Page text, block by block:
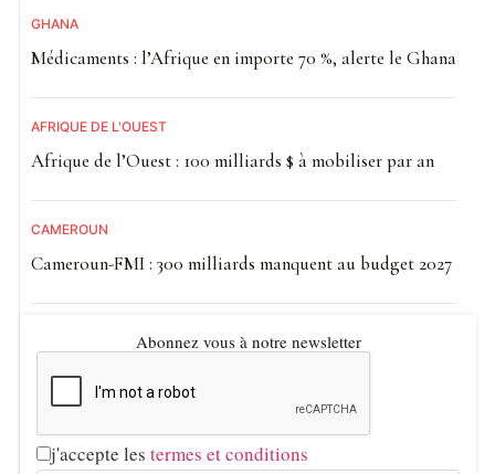
GHANA
Médicaments : l’Afrique en importe 70 %, alerte le Ghana
AFRIQUE DE L'OUEST
Afrique de l’Ouest : 100 milliards $ à mobiliser par an
CAMEROUN
Cameroun-FMI : 300 milliards manquent au budget 2027
Abonnez vous à notre newsletter
j'accepte les termes et conditions